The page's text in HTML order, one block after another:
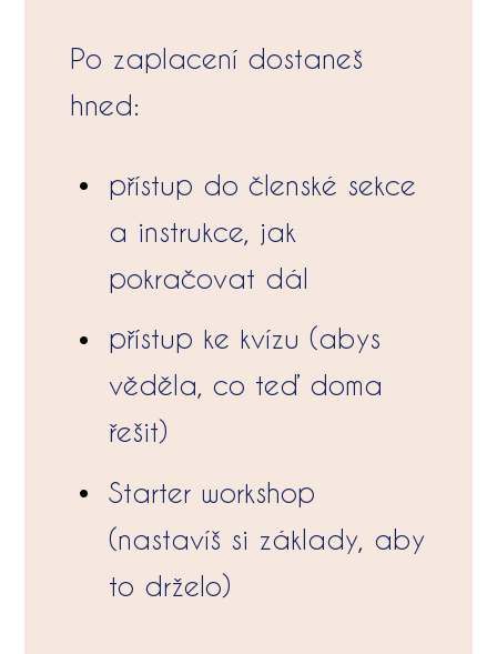
Po zaplacení dostaneš
hned:
přístup do členské sekce
a instrukce, jak
pokračovat dál
přístup ke kvízu (abys
věděla, co teď doma
řešit)
Starter workshop
(nastavíš si základy, aby
to drželo)